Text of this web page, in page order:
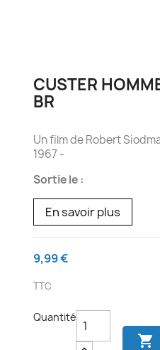
CUSTER
BR
Un film de Robert
1967 -
Sortie le :
En savoir plus
9,99 €
TTC
Quantité
